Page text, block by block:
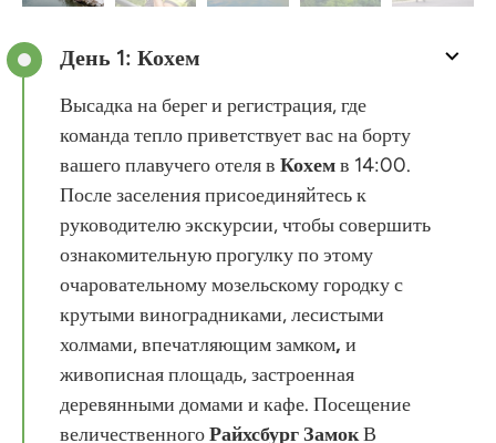
День 1: Кохем
Высадка на берег и регистрация, где
команда тепло приветствует вас на борту
вашего плавучего отеля в Кохемв 14:00.
После заселения присоединяйтесь к
руководителю экскурсии, чтобы совершить
ознакомительную прогулку по этому
очаровательному мозельскому городку с
крутыми виноградниками, лесистыми
холмами, впечатляющим замком, и
живописная площадь, застроенная
деревянными домами и кафе. Посещение
величественногоРайхсбургЗамокВ